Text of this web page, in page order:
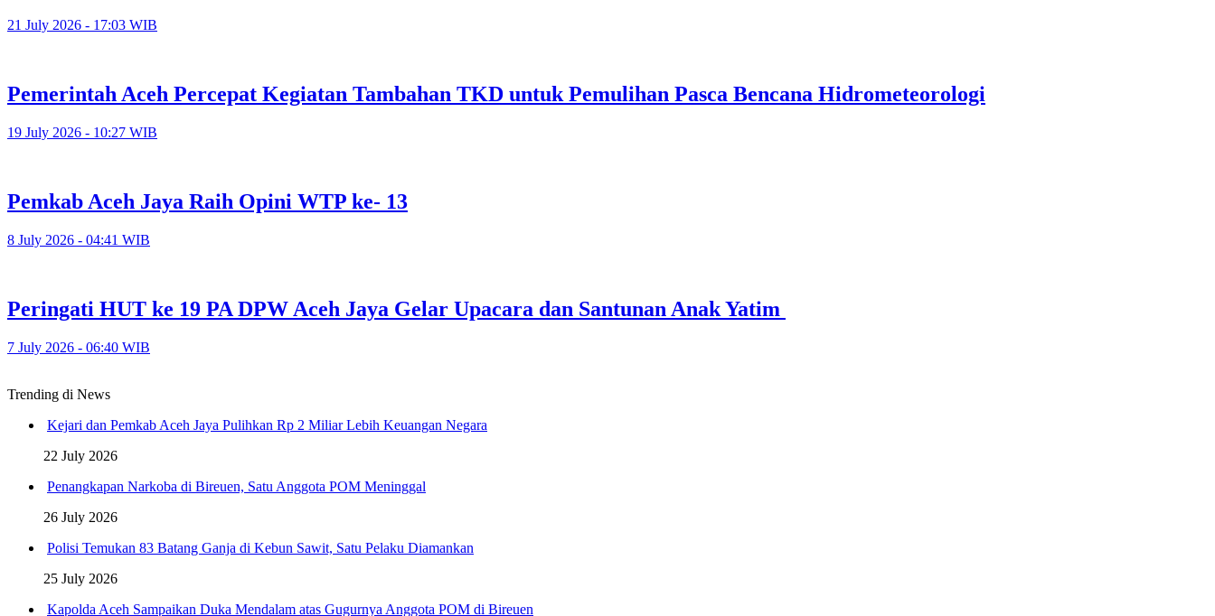
21 July 2026 - 17:03 WIB
Pemerintah Aceh Percepat Kegiatan Tambahan TKD untuk Pemulihan Pasca Bencana Hidrometeorologi
19 July 2026 - 10:27 WIB
Pemkab Aceh Jaya Raih Opini WTP ke- 13
8 July 2026 - 04:41 WIB
Peringati HUT ke 19 PA DPW Aceh Jaya Gelar Upacara dan Santunan Anak Yatim ‎
7 July 2026 - 06:40 WIB
Trending di News
Kejari dan Pemkab Aceh Jaya Pulihkan Rp 2 Miliar Lebih Keuangan Negara
22 July 2026
Penangkapan Narkoba di Bireuen, Satu Anggota POM Meninggal
26 July 2026
Polisi Temukan 83 Batang Ganja di Kebun Sawit, Satu Pelaku Diamankan
25 July 2026
Kapolda Aceh Sampaikan Duka Mendalam atas Gugurnya Anggota POM di Bireuen